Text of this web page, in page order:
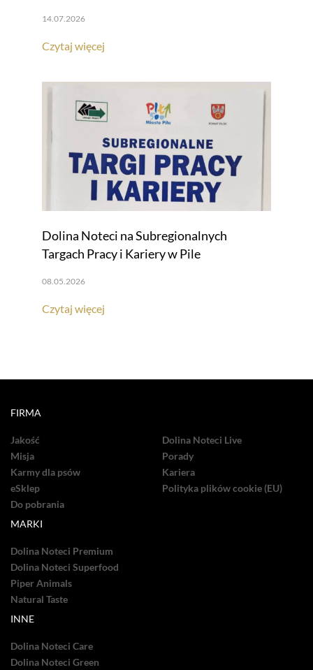
14.07.2026
Czytaj więcej
Dolina Noteci na Subregionalnych
Targach Pracy i Kariery w Pile
08.05.2026
Czytaj więcej
FIRMA
Jakość
Misja
Karmy dla psów
eSklep
Do pobrania
Dolina Noteci Live
Porady
Kariera
Polityka plików cookie (EU)
MARKI
Dolina Noteci Premium
Dolina Noteci Superfood
Piper Animals
Natural Taste
INNE
Dolina Noteci Care
Dolina Noteci Green